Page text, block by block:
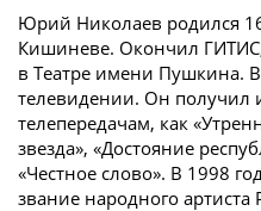
Юрий Николаев родился
Кишиневе. Окончил
в Театре имени Пушкина.
телевидении. Он получил
телепередачам, как
звезда», «Достояние
«Честное слово». В 1998
звание народного артиста